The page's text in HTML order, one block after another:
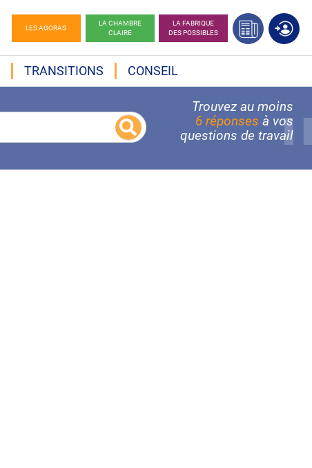
LES AGORAS
LA CHAMBRE
CLAIRE
LA FABRIQUE
DES POSSIBLES
TRANSITIONS CONSEIL
Trouvez au moins
6 réponses à vos
questions de travail